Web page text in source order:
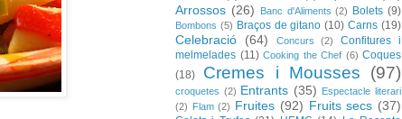
Arrossos (26) Banc d'Aliments (2) Bolets (9)
Bombons (5) Braços de gitano (10) Carns (19)
Celebració (64) Concurs (2)
Confitures i
melmelades (11) Cooking the Chef (6) Coques
(18)
Cremes i Mousses (97)
croquetes (2) Entrants (35)
Espectacle literari
(2)
Flam (2) Fruites (92) Fruits secs (37)